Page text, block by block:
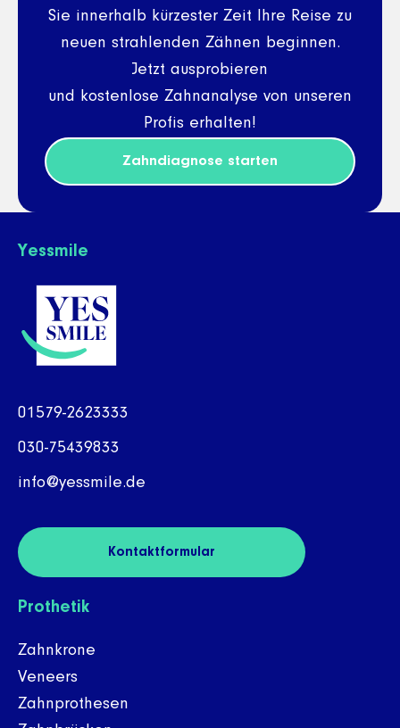
Sie innerhalb kürzester Zeit Ihre Reise zu
neuen strahlenden Zähnen beginnen.
Jetzt ausprobieren
und kostenlose Zahnanalyse von unseren
Profis erhalten!
Zahndiagnose starten
Yessmile
01579-2623333
030-75439833
info@yessmile.de
Kontaktformular
Prothetik
Zahnkrone
Veneers
Zahnprothesen